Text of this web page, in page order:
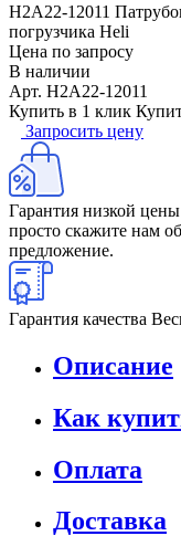
H2A22-12011
погрузчика Heli
Цена по запросу
В наличии
Арт. H2A22-12011
Купить в 1 клик
Запросить цену
Гарантия низкой цены
просто скажите нам
предложение.
Гарантия качества
Описание
Как
Оплата
Доставка